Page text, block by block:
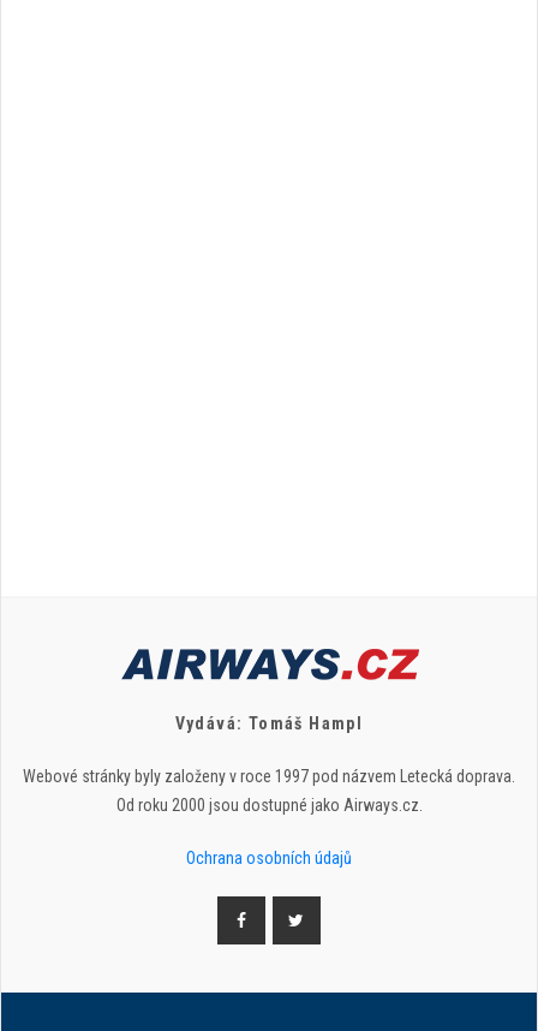
Vydává: Tomáš Hampl
Webové stránky byly založeny v roce 1997 pod názvem Letecká doprava.
Od roku 2000 jsou dostupné jako Airways.cz.
Ochrana osobních údajů